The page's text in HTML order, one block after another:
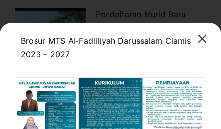
Pendaftaran Murid Baru
Masih Dibuka
Guna Tingkatkan Kualitas
Lembaga, Ini yang
Dilakukan Kepala Madrasah
May 20, 2026
Brosur MTS Al-Fadliliyah Darussalam Ciamis
2026 – 2027